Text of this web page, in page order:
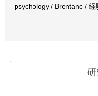
psychology / Brentano / 経
研